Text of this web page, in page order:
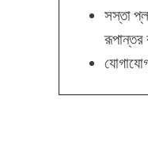
সস্তা
রূপান্তর